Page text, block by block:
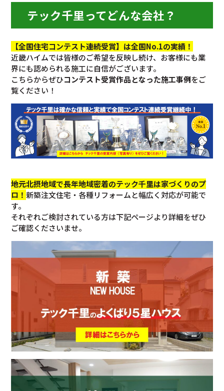
テック千里ってどんな会社？
【全国住宅コンテスト連続受賞】は全国No.1の実績！
近畿ハイムでは皆様のご希望を反映し続け、お客様にも業
界にも認められる施工に自信がございます。
こちらからぜひコンテスト受賞作品となった施工事例をご
覧ください！
地元北摂地域で長年地域密着のテック千里は家づくりのプ
ロ！新築注文住宅・各種リフォームと幅広く対応が可能で
す。
それぞれご検討されている方は下記ページより詳細をぜひ
ご確認くださいませ。